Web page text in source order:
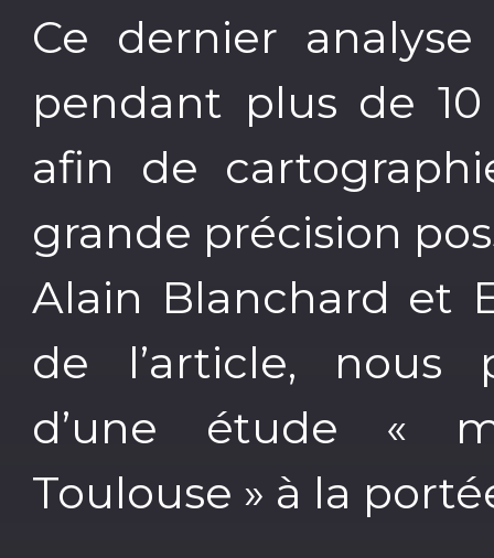
Ce dernier
pendant plus de
afin de
grande précision
Alain Blanchard et
de l’article, nous
d’une étude «
Toulouse » à la